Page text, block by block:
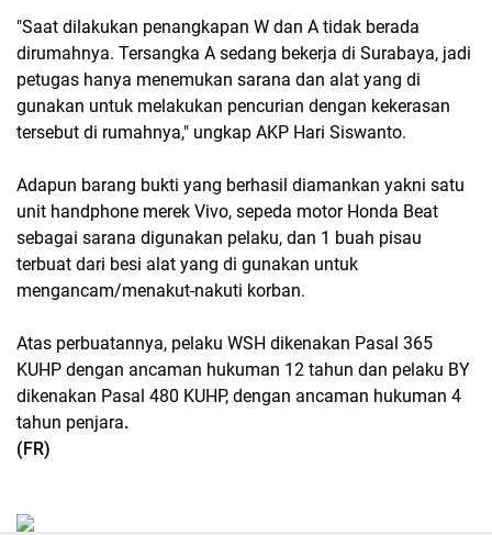
"Saat dilakukan penangkapan W dan A tidak berada
dirumahnya. Tersangka A sedang bekerja di Surabaya, jadi
petugas hanya menemukan sarana dan alat yang di
gunakan untuk melakukan pencurian dengan kekerasan
tersebut di rumahnya," ungkap AKP Hari Siswanto.
Adapun barang bukti yang berhasil diamankan yakni satu
unit handphone merek Vivo, sepeda motor Honda Beat
sebagai sarana digunakan pelaku, dan 1 buah pisau
terbuat dari besi alat yang di gunakan untuk
mengancam/menakut-nakuti korban.
Atas perbuatannya, pelaku WSH dikenakan Pasal 365
KUHP dengan ancaman hukuman 12 tahun dan pelaku BY
dikenakan Pasal 480 KUHP, dengan ancaman hukuman 4
tahun penjara.
(FR)